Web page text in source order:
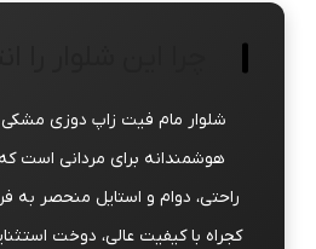
هوشمندانه برای مردانی است که
راحتی، دوام و استایل منحصر به
کجراه با کیفیت عالی، دوخت